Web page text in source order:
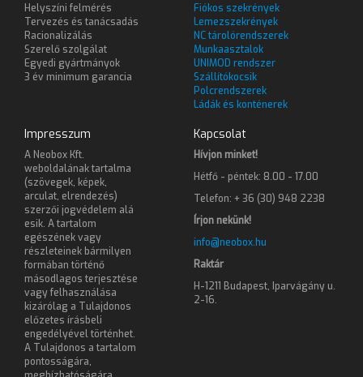
Helyszíni felmérés
Tervezés és tanácsadás
Racionalizálás
Szerelő szolgálat
Egyedi gyártmányok
3 év minimum garancia
Fiókos szekrények
Lemezszekrények
NC tárolórendszerek
Munkaasztalok
UNIMOD rendszer
Szállítókocsik
Polcrendszerek
Ládák és konténerek
Impresszum
A Neobox Kft.
weboldalának tartalma
(szövegek, képek,
arculat, elrendezés)
szerzői jogvédelem alá
esik. A tartalom
egészének vagy
részleteinek bármilyen
formában történő
másodlagos terjesztése
vagy felhasználása
kizárólag a Tulajdonos
előzetes írásbeli
engedélyével történhet.
A Tulajdonos a tartalom
pontosságára,
Kapcsolat
Hívjon minket!
Hétfő - péntek: 8.00 - 17.00
Telefon: + 36 (30) 948 2238
Írjon nekünk!
info@neobox.hu
Raktár
H-1211 Budapest, Iparvágány u.
2-16.